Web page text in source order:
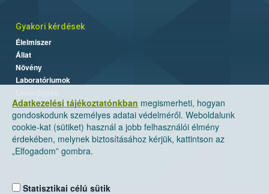
Adatkezelési tájékoztatónkban megismerheti, hogyan
gondoskodunk személyes adatai védelméről. Weboldalunk
cookie-kat (sütiket) használ a jobb felhasználói élmény
érdekében, melynek biztosításához kérjük, kattintson az
„Elfogadom” gombra.
Statisztikai célú sütik
Gyakori kérdések
Élelmiszer
Állat
Növény
Laboratóriumok